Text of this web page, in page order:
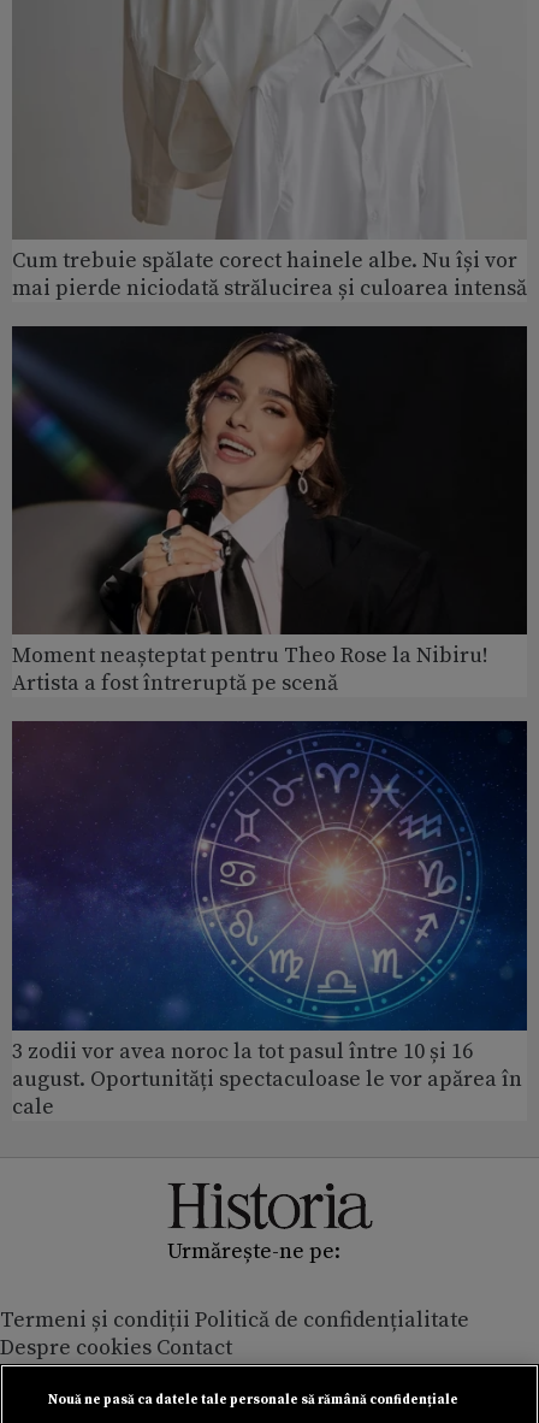
Cum trebuie spălate corect hainele albe. Nu își vor
mai pierde niciodată strălucirea și culoarea intensă
Moment neașteptat pentru Theo Rose la Nibiru!
Artista a fost întreruptă pe scenă
3 zodii vor avea noroc la tot pasul între 10 și 16
august. Oportunități spectaculoase le vor apărea în
cale
Urmărește-ne pe:
Termeni și condiții Politică de confidențialitate
Despre cookies Contact
Modifică preferințe pentru confidențialitate
© Toate drepturile rezervate Adevarul Holding 2026
Nouă ne pasă ca datele tale personale să rămână confidențiale